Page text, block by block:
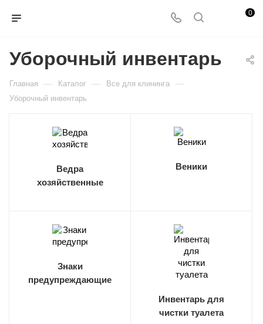
0
Уборочный инвентарь
Главная — Каталог — Все для клининга —
Уборочный инвентарь
Ведра
хозяйственные
Веники
Знаки
предупреждающие
Инвентарь для
чистки туалета